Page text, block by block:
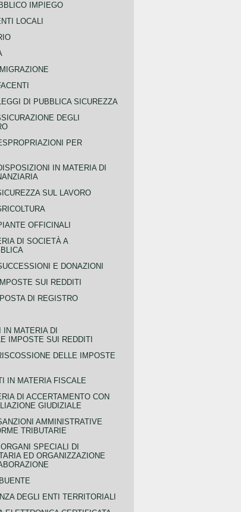
IMPIEGO
LOCALI
DI PUBBLICA SICUREZZA
DEGLI
PER
IN MATERIA DI
SUL LAVORO
OFFICINALI
DI SOCIETÀ A
E DONAZIONI
SUI REDDITI
DI REGISTRO
IN MATERIA DI
IMPOSTE SUI REDDITI
DELLE IMPOSTE
IN MATERIA FISCALE
DI ACCERTAMENTO CON
GIUDIZIALE
AMMINISTRATIVE
TRIBUTARIE
SPECIALI DI
ED ORGANIZZAZIONE
DEGLI ENTI TERRITORIALI